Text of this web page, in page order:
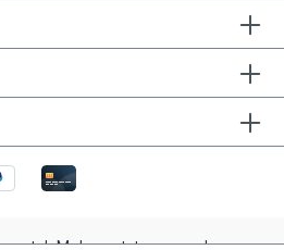
Mehrwertsteuer zzgl.